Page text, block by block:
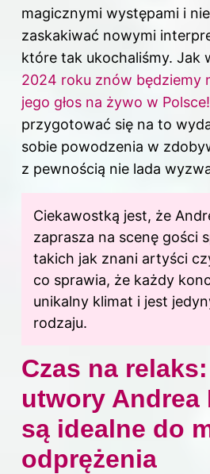
magicznymi występami i
zaskakiwać nowymi
które tak ukochaliśmy. Jak
2024 roku znów będziemy
jego głos na żywo w Polsce!
przygotować się na to
sobie powodzenia w
z pewnością nie lada
Ciekawostką jest, że
zaprasza na scenę gości
takich jak znani artyści
co sprawia, że każdy
unikalny klimat i jest
rodzaju.
Czas na
utwory Andrea
są idealne do
odprężenia